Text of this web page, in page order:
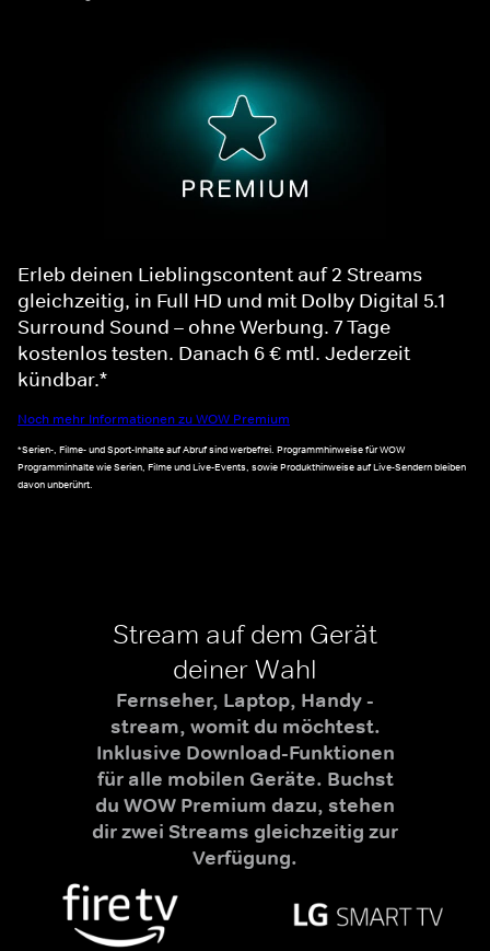
Erleb deinen Lieblingscontent auf 2 Streams
gleichzeitig, in Full HD und mit Dolby Digital 5.1
Surround Sound – ohne Werbung. 7 Tage
kostenlos testen. Danach 6 € mtl. Jederzeit
kündbar.*
Noch mehr Informationen zu WOW Premium
*Serien-, Filme- und Sport-Inhalte auf Abruf sind werbefrei. Programmhinweise für WOW
Programminhalte wie Serien, Filme und Live-Events, sowie Produkthinweise auf Live-Sendern bleiben
davon unberührt.
Stream auf dem Gerät
deiner Wahl
Fernseher, Laptop, Handy -
stream, womit du möchtest.
Inklusive Download-Funktionen
für alle mobilen Geräte. Buchst
du WOW Premium dazu, stehen
dir zwei Streams gleichzeitig zur
Verfügung.